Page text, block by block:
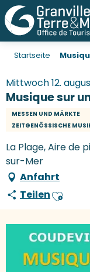
Startseite
Mittwoch 12.
Musique sur
MESSEN UND MÄRKTE
ZEITGENÖSSISCHE
La Plage, Aire de
sur-Mer
Anfahrt
TeilenAjouter